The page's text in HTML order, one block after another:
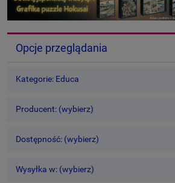
Opcje przeglądania
Kategorie: Educa
Producent: (wybierz)
Dostępność: (wybierz)
Wysyłka w: (wybierz)